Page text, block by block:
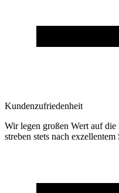
Kundenzufriedenheit
Wir legen großen Wert auf
streben stets nach exzellentem